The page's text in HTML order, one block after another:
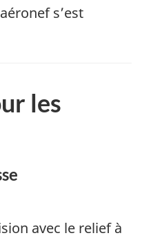
s’est
les
avec le relief à